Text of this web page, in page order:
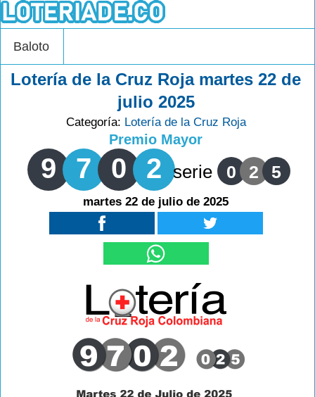
Baloto
Lotería de la Cruz Roja martes 22 de
julio 2025
Categoría: Lotería de la Cruz Roja
Premio Mayor
9 7 0 2 serie 0 2 5
martes 22 de julio de 2025